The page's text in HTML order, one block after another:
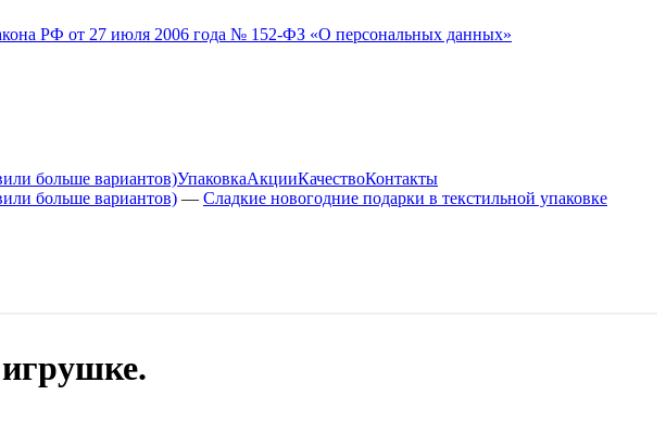
РФ от 27 июля 2006 года № 152-ФЗ «О персональных данных»
больше вариантов)УпаковкаАкцииКачествоКонтакты
больше вариантов) — Сладкие новогодние подарки в текстильной упаковке